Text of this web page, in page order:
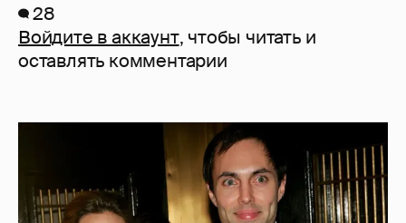
28
Войдите в аккаунт, чтобы читать и
оставлять комментарии